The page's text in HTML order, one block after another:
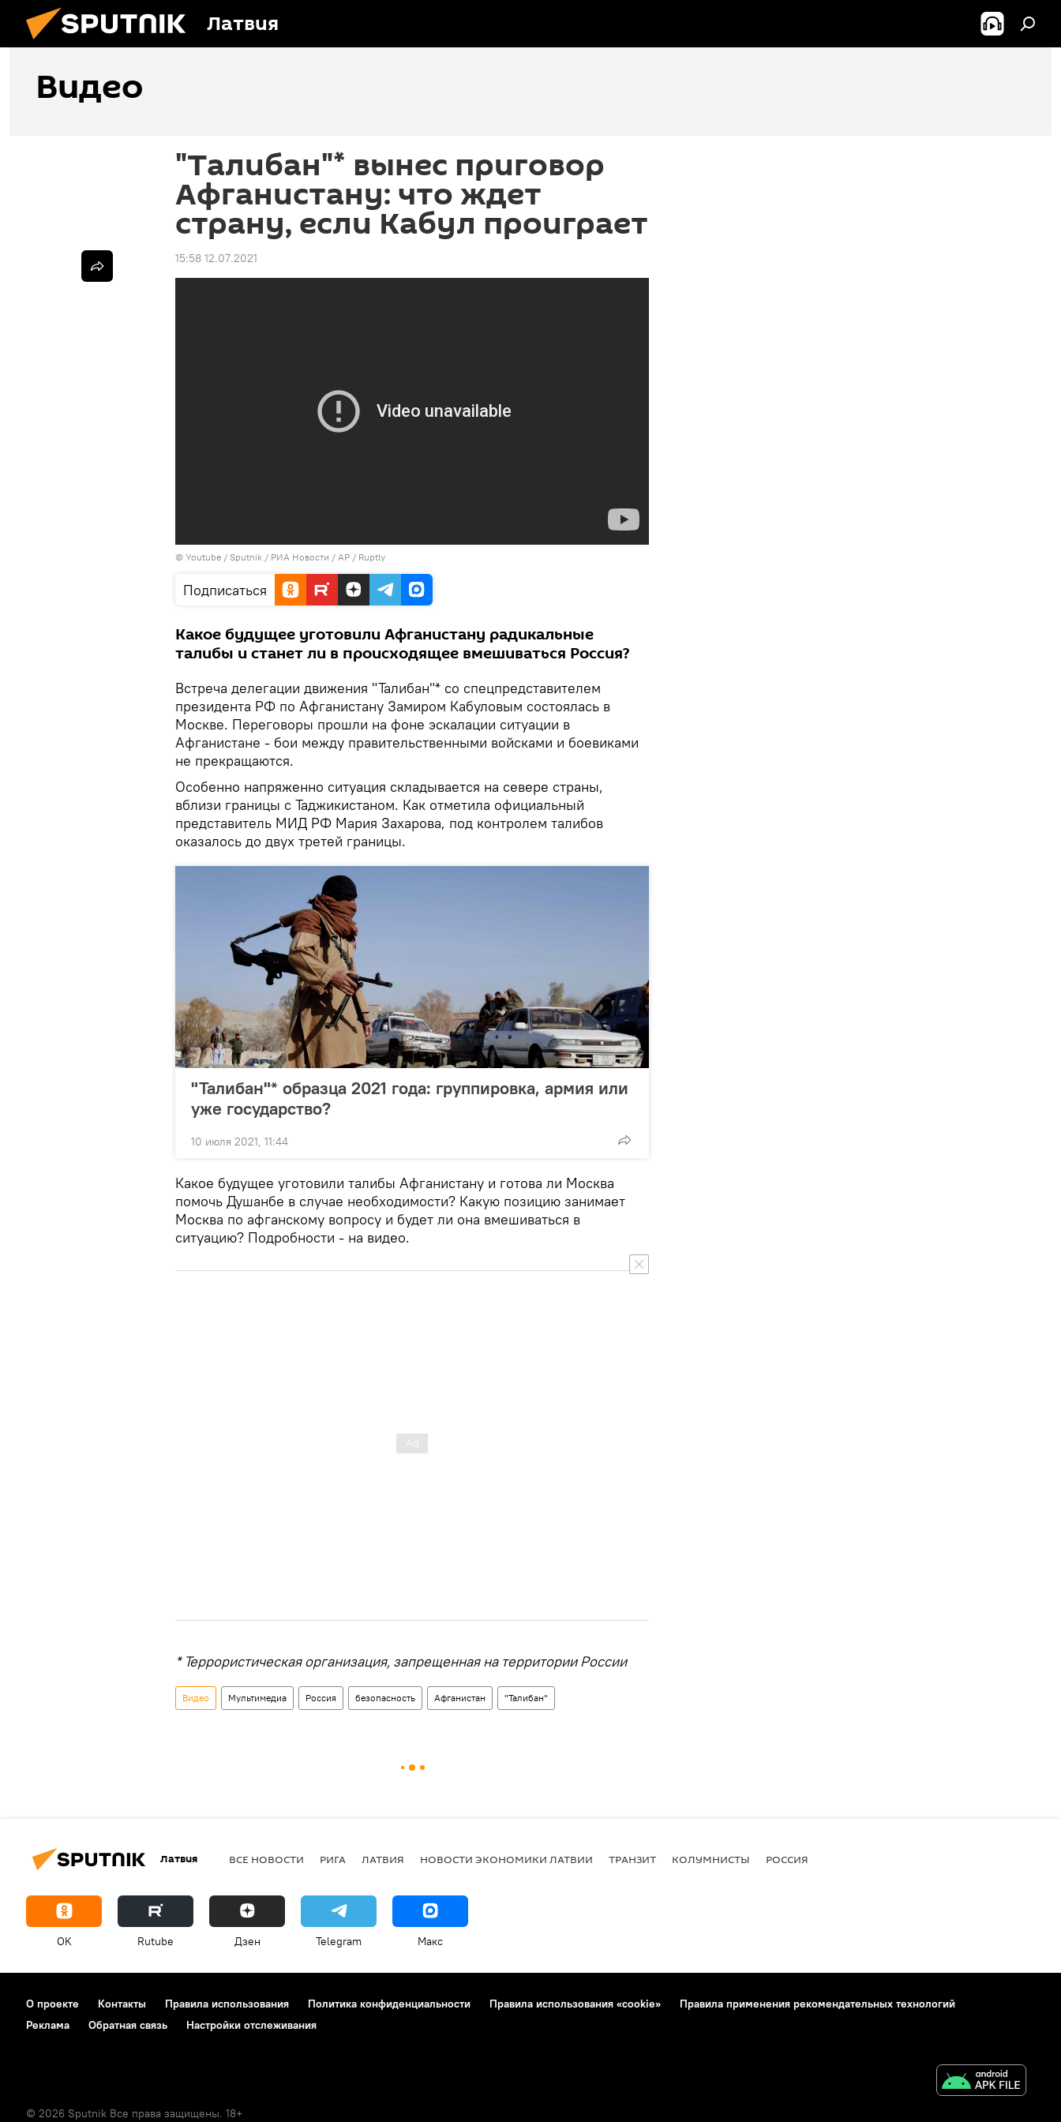
Латвия
Видео
"Талибан"* вынес приговор
Афганистану: что ждет
страну, если Кабул проиграет
15:58 12.07.2021
© Youtube / Sputnik / РИА Новости / AP / Ruptly
Подписаться
Какое будущее уготовили Афганистану радикальные
талибы и станет ли в происходящее вмешиваться Россия?
Встреча делегации движения "Талибан"* со спецпредставителем
президента РФ по Афганистану Замиром Кабуловым состоялась в
Москве. Переговоры прошли на фоне эскалации ситуации в
Афганистане - бои между правительственными войсками и боевиками
не прекращаются.
Особенно напряженно ситуация складывается на севере страны,
вблизи границы с Таджикистаном. Как отметила официальный
представитель МИД РФ Мария Захарова, под контролем талибов
оказалось до двух третей границы.
"Талибан"* образца 2021 года: группировка, армия или
уже государство?
10 июля 2021, 11:44
Какое будущее уготовили талибы Афганистану и готова ли Москва
помочь Душанбе в случае необходимости? Какую позицию занимает
Москва по афганскому вопросу и будет ли она вмешиваться в
ситуацию? Подробности - на видео.
* Террористическая организация, запрещенная на территории России
Видео Мультимедиа Россия безопасность Афганистан "Талибан"
Латвия ВСЕ НОВОСТИ РИГА ЛАТВИЯ НОВОСТИ ЭКОНОМИКИ ЛАТВИИ ТРАНЗИТ КОЛУМНИСТЫ РОССИЯ
OK Rutube Дзен Telegram Макс
О проекте Контакты Правила использования Политика конфиденциальности Правила использования «cookie»
Правила применения рекомендательных технологий
Реклама
Обратная связь Настройки отслеживания
© 2026 Sputnik Все права защищены. 18+